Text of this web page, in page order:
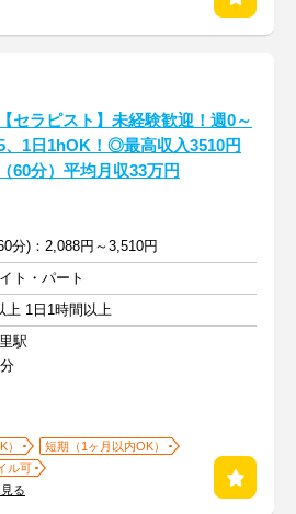
【セラピスト】未経験歓迎！週0～
、1日1hOK！◎最高収入3510円
（60分）平均月収33万円
分)：2,088円～3,510円
ト・パート
上 1日1時間以上
駅
）
短期（1ヶ月以内OK）
ル可
る